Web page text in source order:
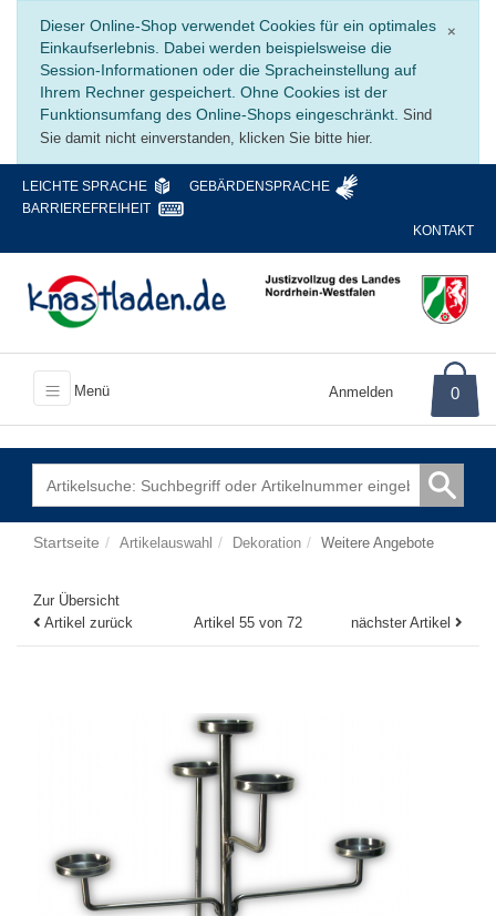
×
Dieser Online-Shop verwendet Cookies für ein optimales
Einkaufserlebnis. Dabei werden beispielsweise die
Session-Informationen oder die Spracheinstellung auf
Ihrem Rechner gespeichert. Ohne Cookies ist der
Funktionsumfang des Online-Shops eingeschränkt. Sind
Sie damit nicht einverstanden, klicken Sie bitte hier.
LEICHTE SPRACHE
GEBÄRDENSPRACHE
BARRIEREFREIHEIT
KONTAKT
Menü Anmelden 0
Startseite Artikelauswahl Dekoration Weitere Angebote
Zur Übersicht
Artikel zurück
Artikel 55 von 72 nächster Artikel